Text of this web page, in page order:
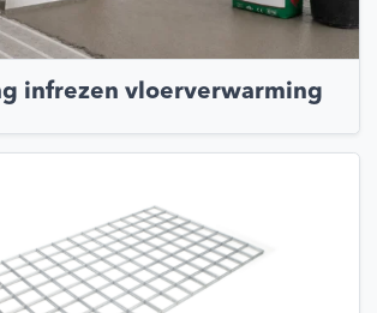
infrezen vloerverwarming